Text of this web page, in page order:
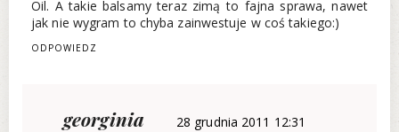
Oil. A takie balsamy teraz zimą to fajna sprawa, nawet
jak nie wygram to chyba zainwestuje w coś takiego:)
ODPOWIEDZ
georginia
28 grudnia 2011 12:31